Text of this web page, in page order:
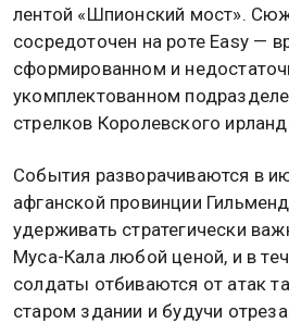
лентой «Шпионский мост».
сосредоточен на роте Easy —
сформированном и
укомплектованном
стрелков Королевского
События разворачиваются в
афганской провинции
удерживать стратегически
Муса-Кала любой ценой, и в
солдаты отбиваются от атак
старом здании и будучи